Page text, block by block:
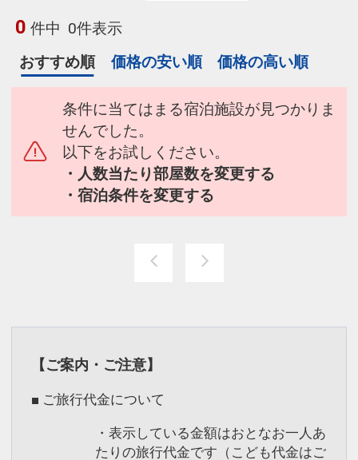
0 件中 0件表示
おすすめ順
価格の安い順 価格の高い順
条件に当てはまる宿泊施設が見つかりま
せんでした。
以下をお試しください。
・人数当たり部屋数を変更する
・宿泊条件を変更する
【ご案内・ご注意】
■ ご旅行代金について
・表示している金額はおとなお一人あ
たりの旅行代金です（こども代金はご